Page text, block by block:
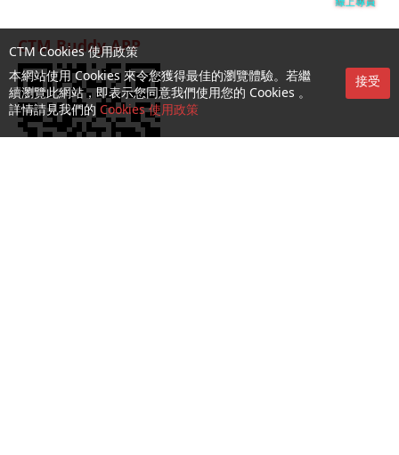
CTM Buddy APP
CTM Cookies 使用政策
本網站使用 Cookies 來令您獲得最佳的瀏覽體驗。若繼
續瀏覽此網站，即表示您同意我們使用您的 Cookies 。
詳情請見我們的 Cookies 使用政策
接受